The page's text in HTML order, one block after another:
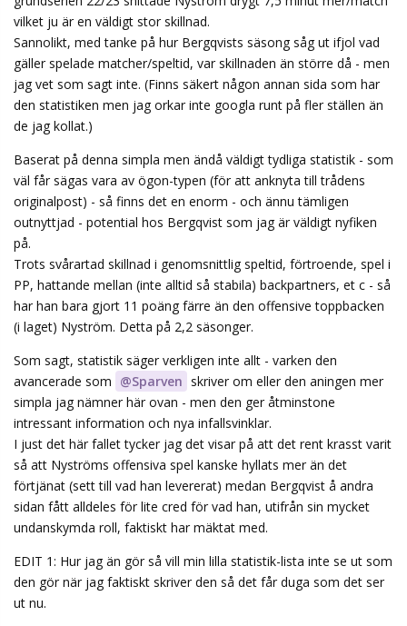
vilket ju är en väldigt stor skillnad.
Sannolikt, med tanke på hur Bergqvists säsong såg ut ifjol vad
gäller spelade matcher/speltid, var skillnaden än större då - men
jag vet som sagt inte. (Finns säkert någon annan sida som har
den statistiken men jag orkar inte googla runt på fler ställen än
de jag kollat.)
Baserat på denna simpla men ändå väldigt tydliga statistik - som
väl får sägas vara av ögon-typen (för att anknyta till trådens
originalpost) - så finns det en enorm - och ännu tämligen
outnyttjad - potential hos Bergqvist som jag är väldigt nyfiken
på.
Trots svårartad skillnad i genomsnittlig speltid, förtroende, spel i
PP, hattande mellan (inte alltid så stabila) backpartners, et c - så
har han bara gjort 11 poäng färre än den offensive toppbacken
(i laget) Nyström. Detta på 2,2 säsonger.
Som sagt, statistik säger verkligen inte allt - varken den
avancerade som @Sparven skriver om eller den aningen mer
simpla jag nämner här ovan - men den ger åtminstone
intressant information och nya infallsvinklar.
I just det här fallet tycker jag det visar på att det rent krasst varit
så att Nyströms offensiva spel kanske hyllats mer än det
förtjänat (sett till vad han levererat) medan Bergqvist å andra
sidan fått alldeles för lite cred för vad han, utifrån sin mycket
undanskymda roll, faktiskt har mäktat med.
EDIT 1: Hur jag än gör så vill min lilla statistik-lista inte se ut som
den gör när jag faktiskt skriver den så det får duga som det ser
ut nu.